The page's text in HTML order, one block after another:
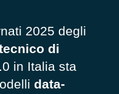
2025 degli
di
in Italia sta
data-